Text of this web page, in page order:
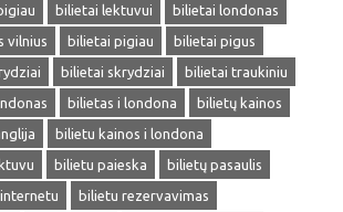
bilietai lektuvui
bilietai londonas
vilnius
bilietai pigiau
bilietai pigus
bilietai skrydziai
bilietai traukiniu
bilietas i londona
bilietų kainos
bilietu kainos i londona
bilietu paieska
bilietų pasaulis
bilietu rezervavimas